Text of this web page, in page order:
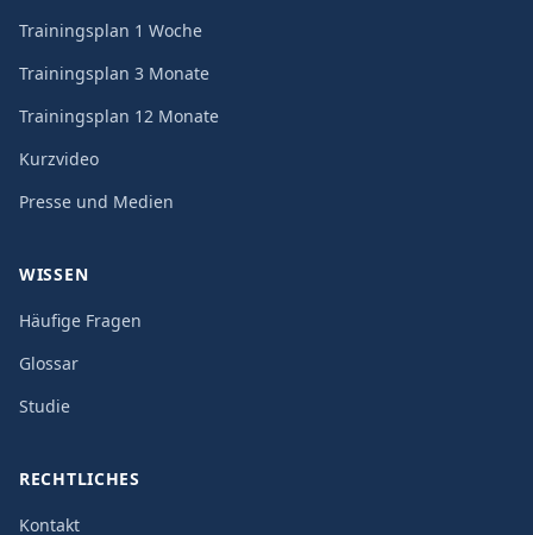
Trainingsplan 1 Woche
Trainingsplan 3 Monate
Trainingsplan 12 Monate
Kurzvideo
Presse und Medien
WISSEN
Häufige Fragen
Glossar
Studie
RECHTLICHES
Kontakt